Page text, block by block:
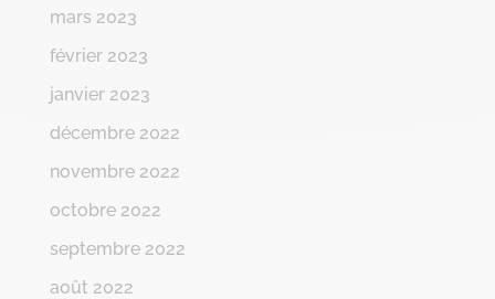
mars 2023
février 2023
janvier 2023
décembre 2022
novembre 2022
octobre 2022
septembre 2022
août 2022